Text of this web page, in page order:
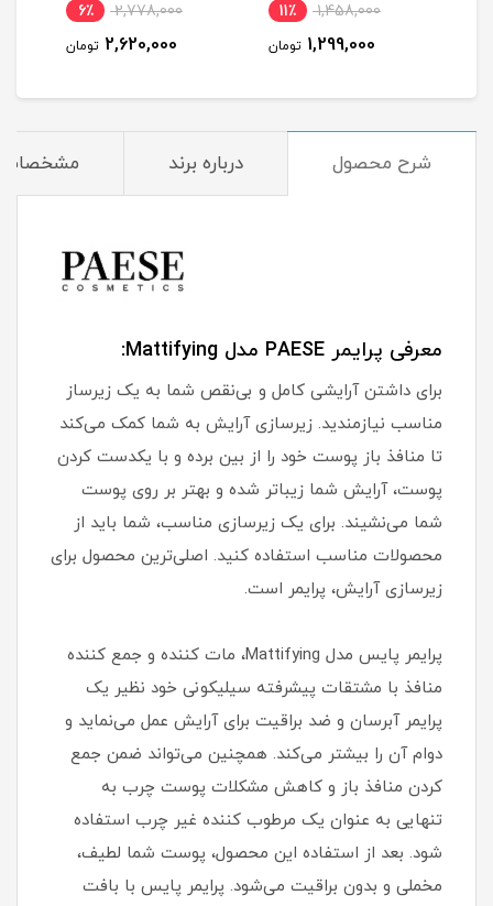
1,458,000 11٪
1,299,000 تومان
2,778,000 6٪
2,620,000 تومان
شرح محصول درباره برند مشخصات
معرفی پرایمر PAESE مدل Mattifying:
برای داشتن آرایشی کامل و بی‌نقص شما به یک زیرساز
مناسب نیازمندید. زیرسازی آرایش به شما کمک می‌کند
تا منافذ باز پوست خود را از بین برده و با یکدست کردن
پوست، آرایش شما زیباتر شده و بهتر بر روی پوست
شما می‌نشیند. برای یک زیرسازی مناسب، شما باید از
محصولات مناسب استفاده کنید. اصلی‌ترین محصول برای
زیرسازی آرایش، پرایمر است.
پرایمر پایس مدل Mattifying، مات کننده و جمع کننده
منافذ با مشتقات پیشرفته سیلیکونی خود نظیر یک
پرایمر آبرسان و ضد براقیت برای آرایش عمل می‌نماید و
دوام آن را بیشتر می‌کند. همچنین می‌تواند ضمن جمع
کردن منافذ باز و کاهش مشکلات پوست چرب به
تنهایی به عنوان یک مرطوب کننده غیر چرب استفاده
شود. بعد از استفاده این محصول، پوست شما لطیف،
مخملی و بدون براقیت می‌شود. پرایمر پایس با بافت